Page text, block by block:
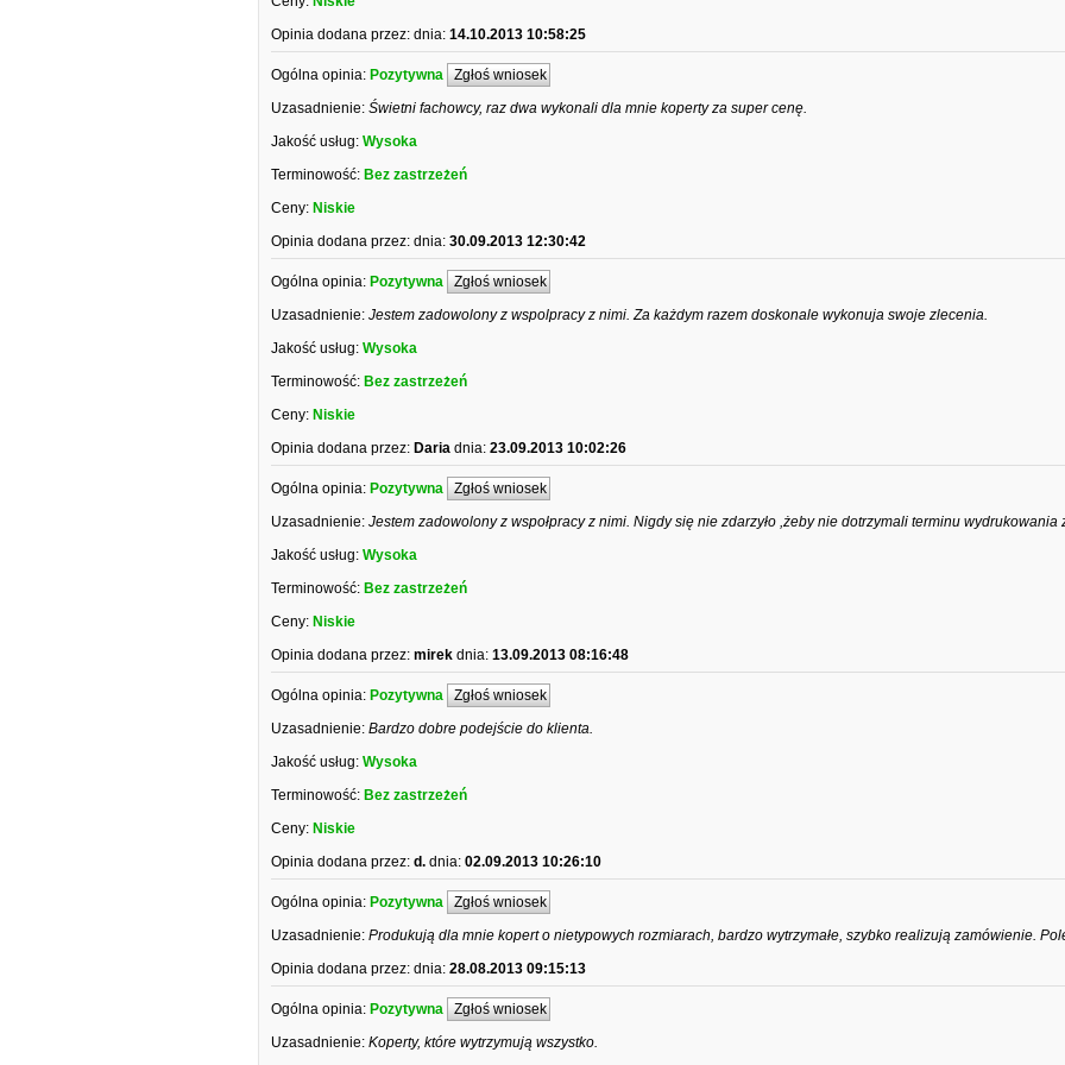
Opinia dodana przez: dnia: 14.10.2013 10:58:25
Ogólna opinia: Pozytywna Zgłoś wniosek
Uzasadnienie: Świetni fachowcy, raz dwa wykonali dla mnie koperty za super cenę.
Jakość usług: Wysoka
Terminowość: Bez zastrzeżeń
Ceny: Niskie
Opinia dodana przez: dnia: 30.09.2013 12:30:42
Ogólna opinia: Pozytywna Zgłoś wniosek
Uzasadnienie: Jestem zadowolony z wspolpracy z nimi. Za każdym razem doskonale wykonuja swoje zlecenia.
Jakość usług: Wysoka
Terminowość: Bez zastrzeżeń
Ceny: Niskie
Opinia dodana przez: Daria dnia: 23.09.2013 10:02:26
Ogólna opinia: Pozytywna Zgłoś wniosek
Uzasadnienie: Jestem zadowolony z wspołpracy z nimi. Nigdy się nie zdarzyło ,żeby nie dotrzymali terminu wydrukowania
Jakość usług: Wysoka
Terminowość: Bez zastrzeżeń
Ceny: Niskie
Opinia dodana przez: mirek dnia: 13.09.2013 08:16:48
Ogólna opinia: Pozytywna Zgłoś wniosek
Uzasadnienie: Bardzo dobre podejście do klienta.
Jakość usług: Wysoka
Terminowość: Bez zastrzeżeń
Ceny: Niskie
Opinia dodana przez: d. dnia: 02.09.2013 10:26:10
Ogólna opinia: Pozytywna Zgłoś wniosek
Uzasadnienie: Produkują dla mnie kopert o nietypowych rozmiarach, bardzo wytrzymałe, szybko realizują zamówienie.
Opinia dodana przez: dnia: 28.08.2013 09:15:13
Ogólna opinia: Pozytywna Zgłoś wniosek
Uzasadnienie: Koperty, które wytrzymują wszystko.